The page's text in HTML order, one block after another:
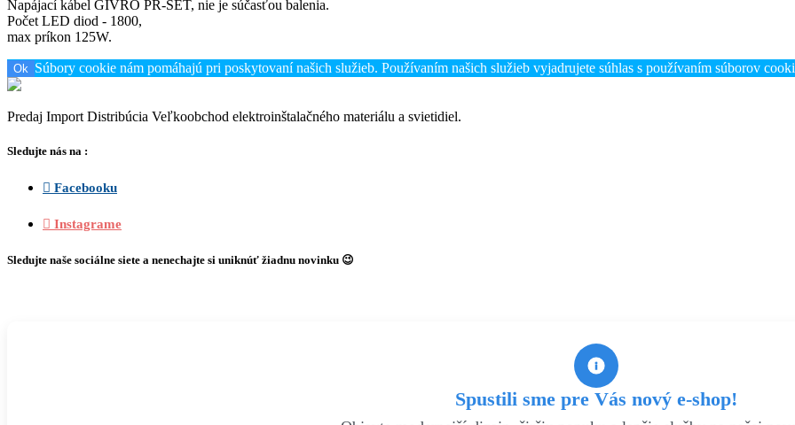
Napájací kábel GIVRO PR-SET, nie je súčasťou balenia.
Počet LED diod - 1800,
max príkon 125W.
Ok Súbory cookie nám pomáhajú pri poskytovaní našich služieb. Používaním našich služieb vyjadrujete súhlas s používaním súborov
Predaj Import Distribúcia Veľkoobchod elektroinštalačného materiálu a svietidiel.
Sledujte nás na :
 Facebooku
 Instagrame
Sledujte naše sociálne siete a nenechajte si uniknúť žiadnu novinku 😉
Spustili sme pre Vás nový e-shop!